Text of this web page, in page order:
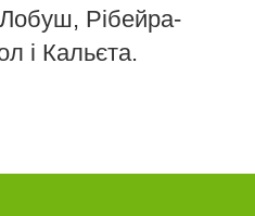
Рібейра-
і Кальєта.